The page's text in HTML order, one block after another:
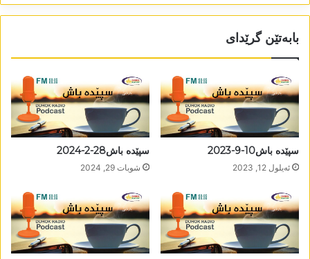
بابەتێن گرێدای
سپێدە باش10-9-2023
ئه‌یلول 12, 2023
سپێدە باش28-2-2024
شوبات 29, 2024